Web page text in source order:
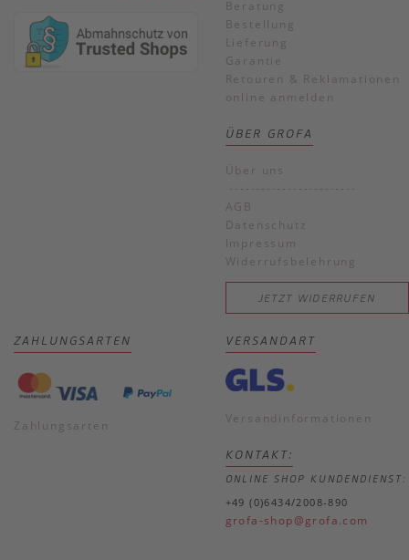
Beratung
Bestellung
Lieferung
Garantie
Retouren & Reklamationen
online anmelden
ÜBER GROFA
Über uns
------------------------
AGB
Datenschutz
Impressum
Widerrufsbelehrung
JETZT WIDERRUFEN
ZAHLUNGSARTEN
Zahlungsarten
VERSANDART
Versandinformationen
KONTAKT:
ONLINE SHOP KUNDENDIENST:
+49 (0)6434/2008-890
grofa-shop@grofa.com